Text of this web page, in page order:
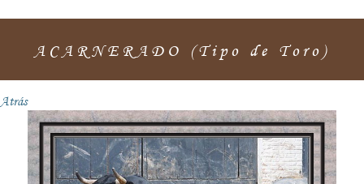
ACARNERADO (Tipo de Toro)
Atrás